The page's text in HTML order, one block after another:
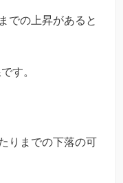
での上昇があると
す。
りまでの下落の可